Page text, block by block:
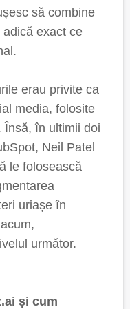
să combine
exact ce
erau privite ca
media, folosite
Însă, în ultimii doi
Neil Patel
le folosească
uriașe în
următor.
și cum